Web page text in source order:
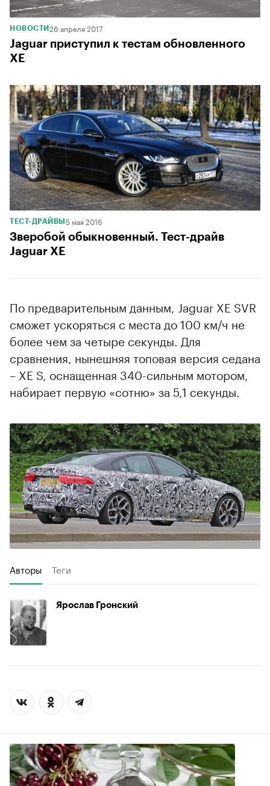
НОВОСТИ 26 апреля 2017
Jaguar приступил к тестам обновленного
XE
ТЕСТ-ДРАЙВЫ 5 мая 2016
Зверобой обыкновенный. Тест-драйв
Jaguar XE
По предварительным данным, Jaguar XE SVR
сможет ускоряться с места до 100 км/ч не
более чем за четыре секунды. Для
сравнения, нынешняя топовая версия седана
– XE S, оснащенная 340-сильным мотором,
набирает первую «сотню» за 5,1 секунды.
Авторы Теги
Ярослав Гронский